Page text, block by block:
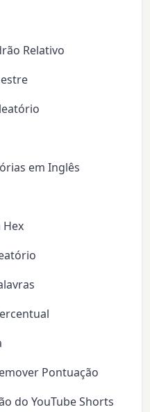
Relativo
em Inglês
Pontuação
do YouTube Shorts